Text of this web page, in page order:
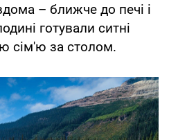
– ближче до печі і
готували ситні
сім'ю за столом.